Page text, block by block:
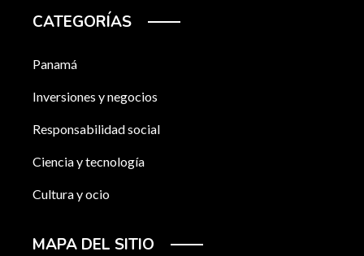
CATEGORÍAS
Panamá
Inversiones y negocios
Responsabilidad social
Ciencia y tecnología
Cultura y ocio
MAPA DEL SITIO